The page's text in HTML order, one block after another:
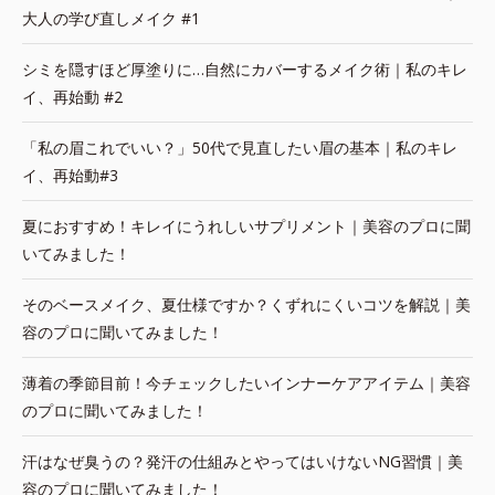
大人の学び直しメイク #1
シミを隠すほど厚塗りに…自然にカバーするメイク術｜私のキレ
イ、再始動 #2
「私の眉これでいい？」50代で見直したい眉の基本｜私のキレ
イ、再始動#3
夏におすすめ！キレイにうれしいサプリメント｜美容のプロに聞
いてみました！
そのベースメイク、夏仕様ですか？くずれにくいコツを解説｜美
容のプロに聞いてみました！
薄着の季節目前！今チェックしたいインナーケアアイテム｜美容
のプロに聞いてみました！
汗はなぜ臭うの？発汗の仕組みとやってはいけないNG習慣｜美
容のプロに聞いてみました！